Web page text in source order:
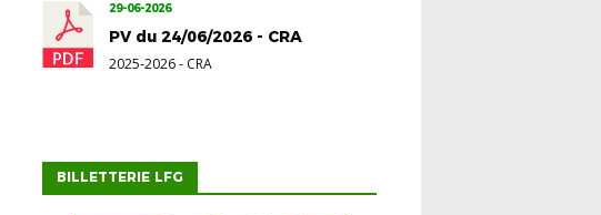
29-06-2026
PV du 24/06/2026 - CRA
2025-2026- CRA
BILLETTERIE LFG